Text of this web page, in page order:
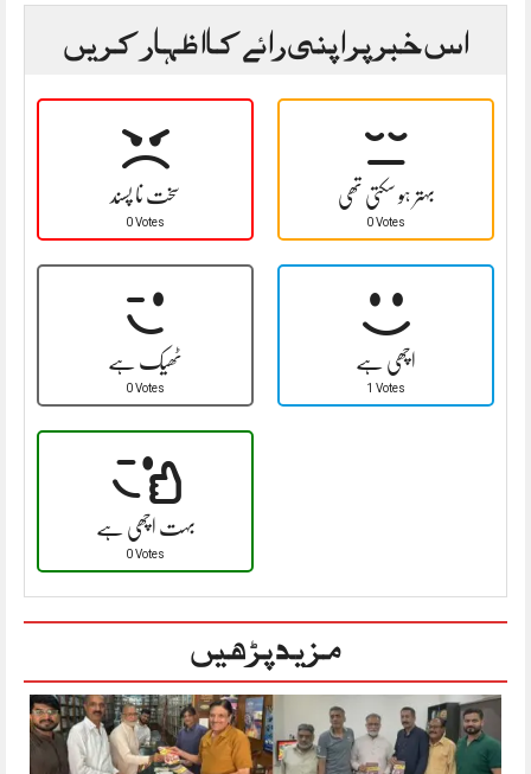
اس خبر پر اپنی رائے کا اظہار کریں
سخت نا پسند
0 Votes
بہتر ہو سکتی تھی
0 Votes
ٹھیک ہے
0 Votes
اچھی ہے
1 Votes
بہت اچھی ہے
0 Votes
مزید پڑھیں